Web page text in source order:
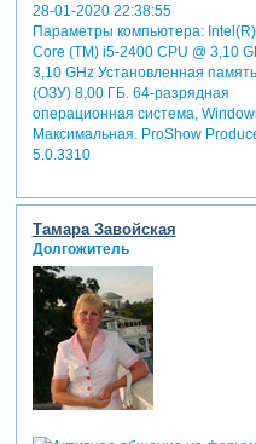
28-01-2020 22:38:55
Параметры компьютера:Intel(R),
Core (TM) i5-2400 CPU @ 3,10
3,10 GHz Установленная память
(ОЗУ) 8,00 ГБ. 64-разрядная
операционная система,
Максимальная. ProShow
5.0.3310
Тамара Завойская
Долгожитель